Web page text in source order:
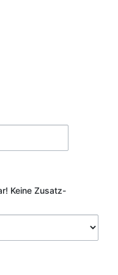
Keine Zusatz-